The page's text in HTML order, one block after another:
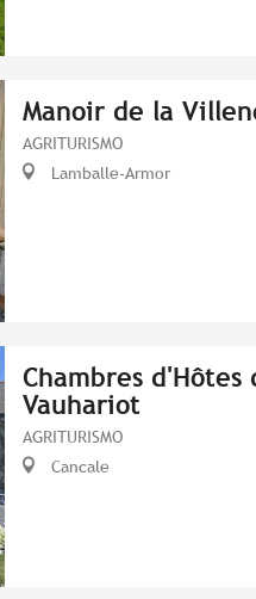
Manoir de la
AGRITURISMO
Lamballe-Armor
Chambres
Vauhariot
AGRITURISMO
Cancale